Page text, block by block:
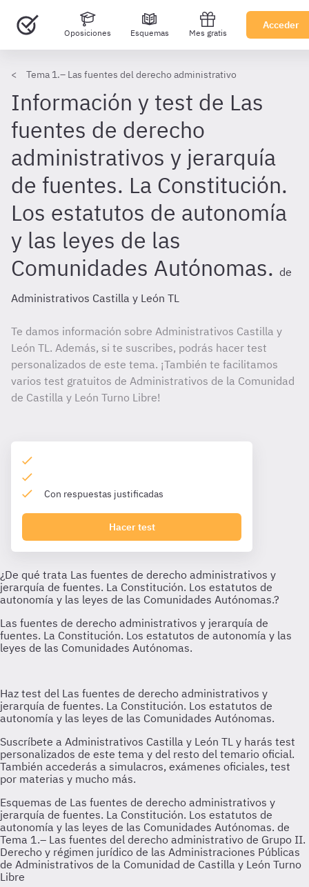
Oposiciones Esquemas Mes gratis
Acceder
Tema 1.– Las fuentes del derecho administrativo
Información y test de Las
fuentes de derecho
administrativos y jerarquía
de fuentes. La Constitución.
Los estatutos de autonomía
y las leyes de las
Comunidades Autónomas. de
Administrativos Castilla y León TL
Te damos información sobre Administrativos Castilla y
León TL. Además, si te suscribes, podrás hacer test
personalizados de este tema. ¡También te facilitamos
varios test gratuitos de Administrativos de la Comunidad
de Castilla y León Turno Libre!
Con respuestas justificadas
Hacer test
Esquemas de Las fuentes de derecho administrativos y
jerarquía de fuentes. La Constitución. Los estatutos de
autonomía y las leyes de las Comunidades Autónomas. de
Tema 1.– Las fuentes del derecho administrativo de Grupo II.
Derecho y régimen jurídico de las Administraciones Públicas
de Administrativos de la Comunidad de Castilla y León Turno
Libre